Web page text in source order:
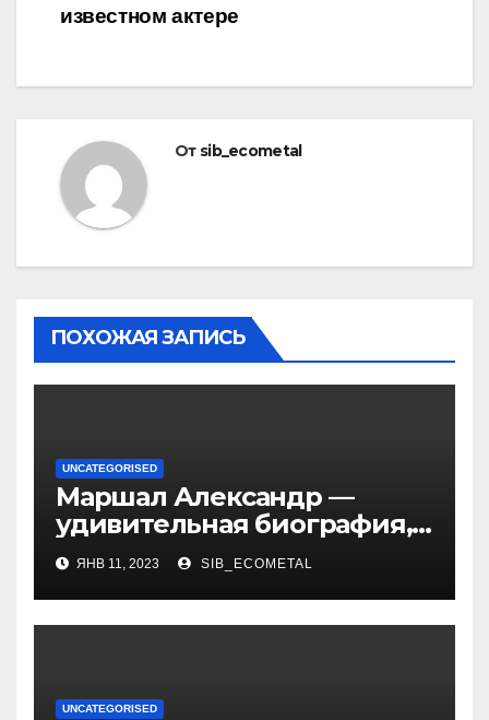
известном актере
От sib_ecometal
ПОХОЖАЯ ЗАПИСЬ
UNCATEGORISED
Маршал Александр —
удивительная биография,
интересные факты о жене,
уникальная личная жизнь
и восхитительные дети
ЯНВ 11, 2023 SIB_ECOMETAL
UNCATEGORISED